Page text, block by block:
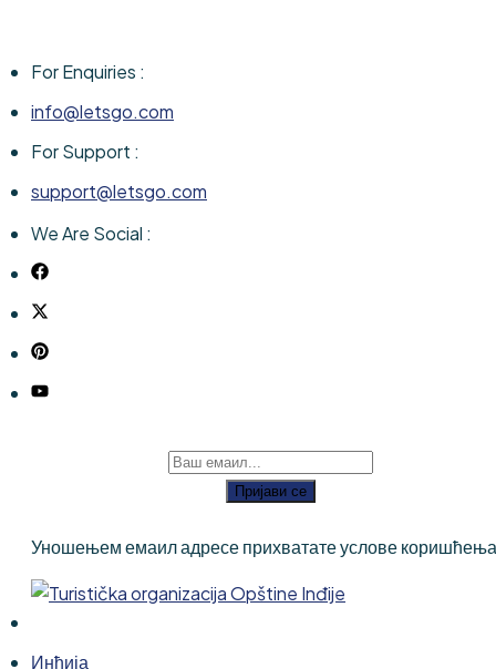
For Enquiries :
info@letsgo.com
For Support :
support@letsgo.com
We Are Social :
Пријави се
Уношењем емаил адресе прихватате услове
Инђија